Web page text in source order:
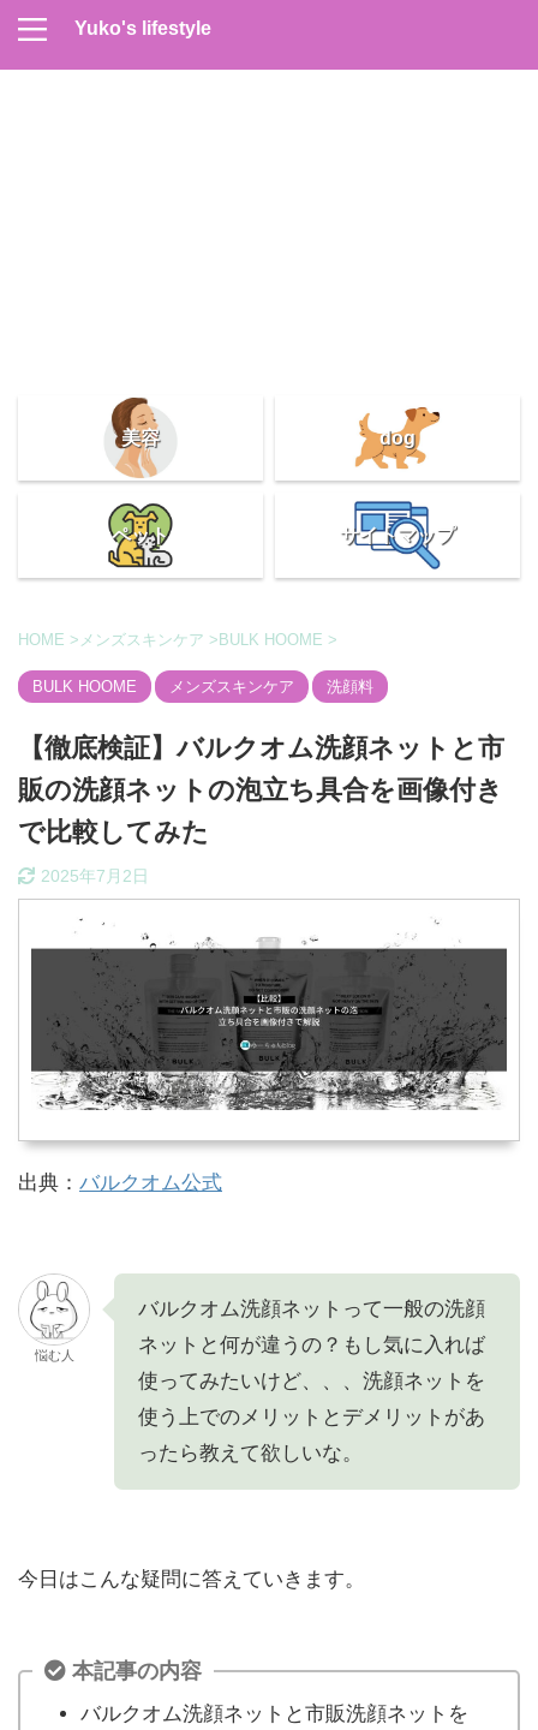
Yuko's lifestyle
美容 dog
ペット サイトマップ
HOME > メンズスキンケア > BULK HOOME >
BULK HOOME メンズスキンケア 洗顔料
【徹底検証】バルクオム洗顔ネットと市
販の洗顔ネットの泡立ち具合を画像付き
で比較してみた
2025年7月2日
出典： バルクオム公式
悩む人
バルクオム洗顔ネットって一般の洗顔
ネットと何が違うの？もし気に入れば
使ってみたいけど、、、洗顔ネットを
使う上でのメリットとデメリットがあ
ったら教えて欲しいな。
今日はこんな疑問に答えていきます。
本記事の内容
バルクオム洗顔ネットと市販洗顔ネットを